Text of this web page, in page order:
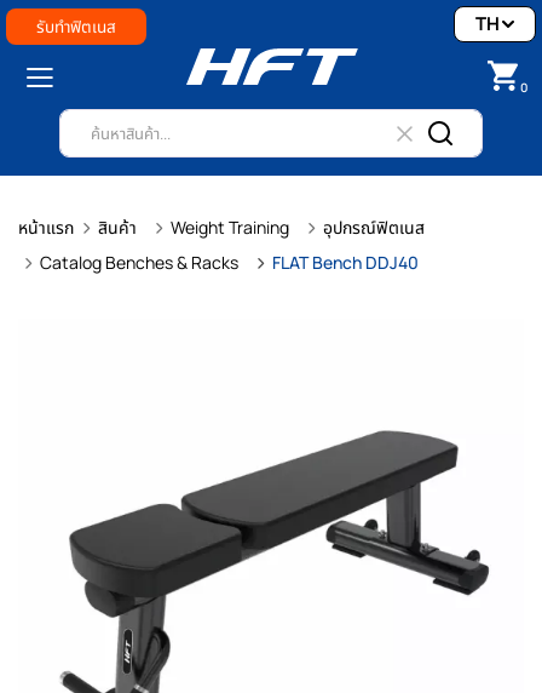
รับทำฟิตเนส
0
TH
หน้าแรก สินค้า Weight Training
อุปกรณ์ฟิตเนส
Catalog Benches & Racks
FLAT Bench DDJ40